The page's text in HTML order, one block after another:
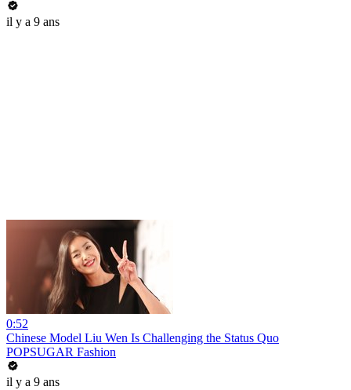
il y a 9 ans
0:52
Chinese Model Liu Wen Is Challenging the Status Quo
POPSUGAR Fashion
il y a 9 ans